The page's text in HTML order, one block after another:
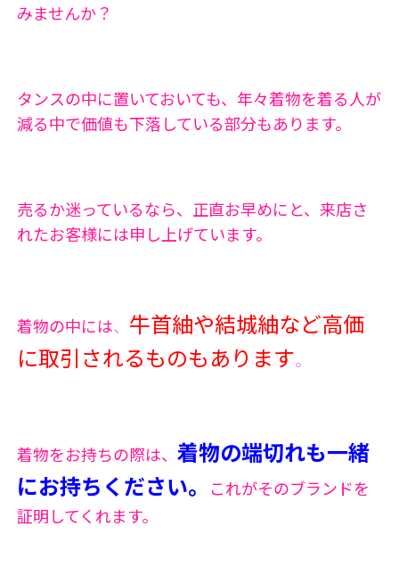
みませんか？
タンスの中に置いておいても、年々着物を着る人が
減る中で価値も下落している部分もあります。
売るか迷っているなら、正直お早めにと、来店さ
れたお客様には申し上げています。
着物の中には、 牛首紬や結城紬など高価
に取引されるものもあります。
着物をお持ちの際は、 着物の端切れも一緒
にお持ちください。
これがそのブランドを
証明してくれます。